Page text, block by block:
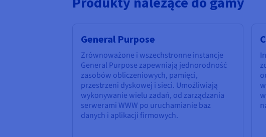
General Purpose
Zrównoważone i wszechstronne instancje
General Purpose zapewniają jednorodność
zasobów obliczeniowych, pamięci,
przestrzeni dyskowej i sieci. Umożliwiają
wykonywanie wielu zadań, od zarządzania
serwerami WWW po uruchamianie baz
danych i aplikacji firmowych.